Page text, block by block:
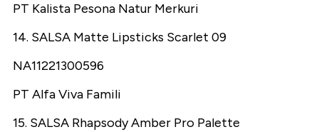
PT Kalista Pesona Natur Merkuri
14. SALSA Matte Lipsticks Scarlet 09
NA11221300596
PT Alfa Viva Famili
15. SALSA Rhapsody Amber Pro Palette